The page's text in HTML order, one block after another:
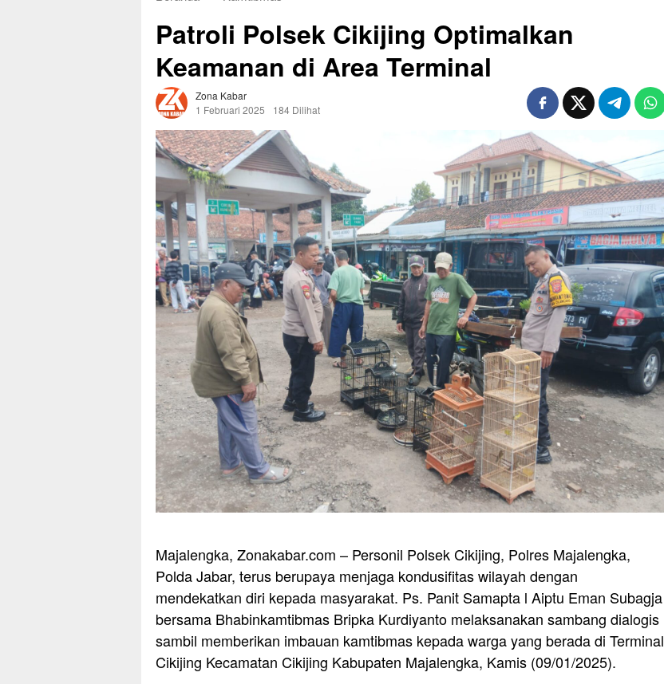
Patroli Polsek Cikijing Optimalkan
Keamanan di Area Terminal
Zona Kabar
1 Februari 2025
184 Dilihat
Majalengka, Zonakabar.com – Personil Polsek Cikijing, Polres Majalengka,
Polda Jabar, terus berupaya menjaga kondusifitas wilayah dengan
mendekatkan diri kepada masyarakat. Ps. Panit Samapta l Aiptu Eman Subagja
bersama Bhabinkamtibmas Bripka Kurdiyanto melaksanakan sambang dialogis
sambil memberikan imbauan kamtibmas kepada warga yang berada di Terminal
Cikijing Kecamatan Cikijing Kabupaten Majalengka, Kamis (09/01/2025).